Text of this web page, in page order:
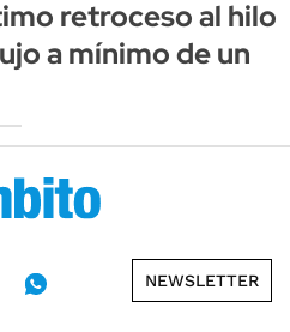
retroceso al hilo
a mínimo de un
NEWSLETTER